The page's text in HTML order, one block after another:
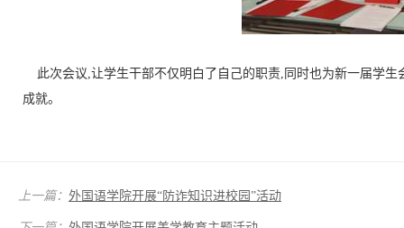
此次会议,让学生干部不仅明白了自己的职责,同时也为新一届学
成就。
上一篇： 外国语学院开展“防诈知识进校园”活动